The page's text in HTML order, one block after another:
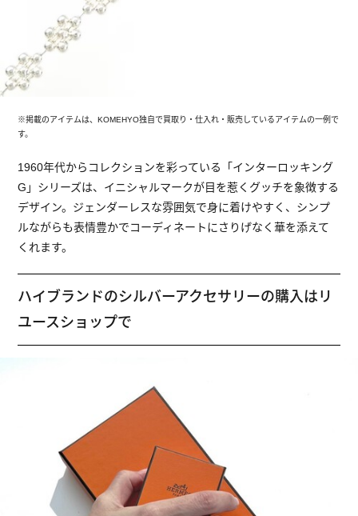
※掲載のアイテムは、KOMEHYO独自で買取り・仕入れ・販売しているアイテムの一例で
す。
1960年代からコレクションを彩っている「インターロッキング
G」シリーズは、イニシャルマークが目を惹くグッチを象徴する
デザイン。ジェンダーレスな雰囲気で身に着けやすく、シンプ
ルながらも表情豊かでコーディネートにさりげなく華を添えて
くれます。
ハイブランドのシルバーアクセサリーの購入はリ
ユースショップで